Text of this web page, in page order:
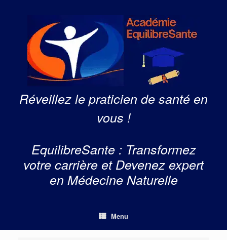
Réveillez le praticien de santé en
vous !
EquilibreSante : Transformez
votre carrière et Devenez expert
en Médecine Naturelle
Menu